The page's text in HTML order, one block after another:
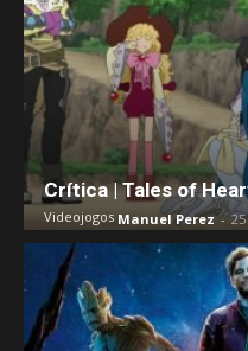
Crítica | Tales of
Videojogos Manuel Perez -